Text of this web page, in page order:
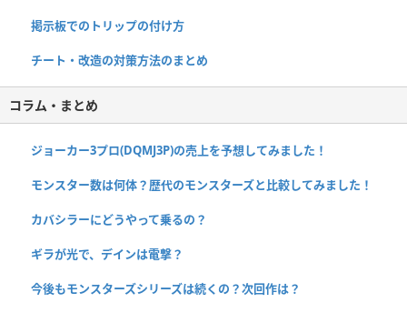
掲示板でのトリップの付け方
チート・改造の対策方法のまとめ
コラム・まとめ
ジョーカー3プロ(DQMJ3P)の売上を予想してみました！
モンスター数は何体？歴代のモンスターズと比較してみました！
カバシラーにどうやって乗るの？
ギラが光で、デインは電撃？
今後もモンスターズシリーズは続くの？次回作は？